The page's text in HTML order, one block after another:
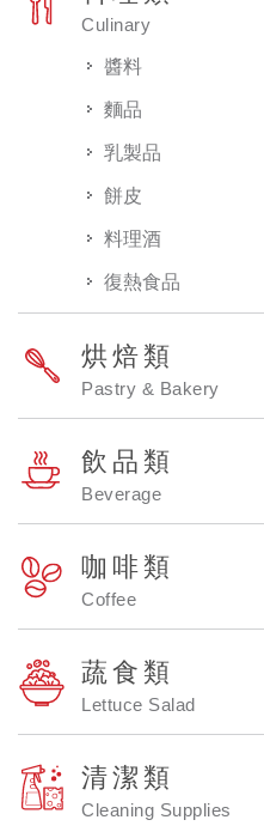
Culinary
醬料
麵品
乳製品
餅皮
料理酒
復熱食品
烘焙類
Pastry & Bakery
飲品類
Beverage
咖啡類
Coffee
蔬食類
Lettuce Salad
清潔類
Cleaning Supplies